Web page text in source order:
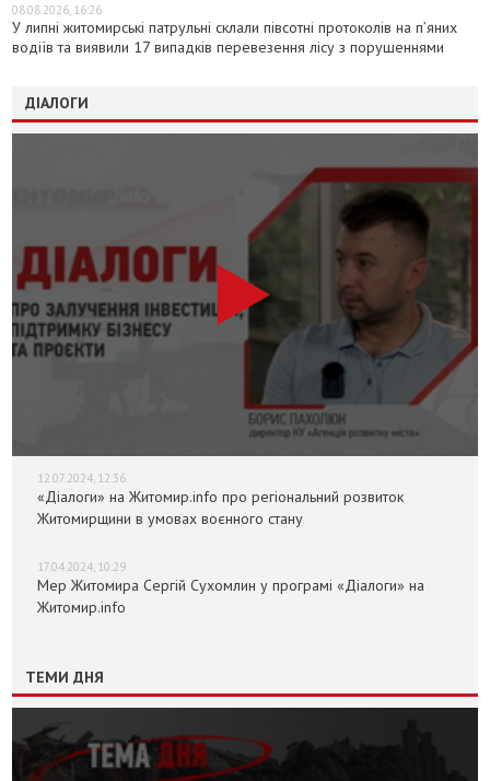
08.08.2026, 16:26
У липні житомирські патрульні склали півсотні протоколів на пʼяних
водіїв та виявили 17 випадків перевезення лісу з порушеннями
ДІАЛОГИ
12.07.2024, 12:36
«Діалоги» на Житомир.info про регіональний розвиток
Житомирщини в умовах воєнного стану
17.04.2024, 10:29
Мер Житомира Сергій Сухомлин у програмі «Діалоги» на
Житомир.info
ТЕМИ ДНЯ